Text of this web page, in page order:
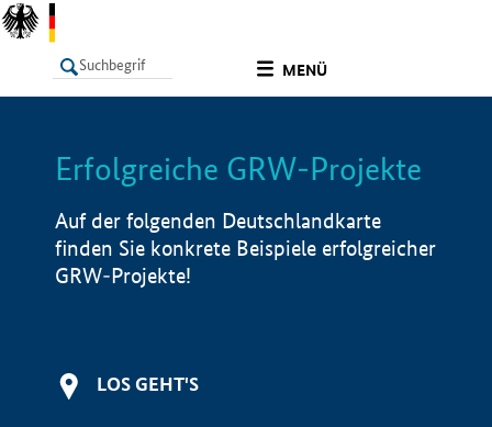
MENÜ
LISTE Info
Erfolgreiche GRW-Projekte
Auf der folgenden Deutschlandkarte
finden Sie konkrete Beispiele erfolgreicher
GRW-Projekte!
LOS GEHT'S